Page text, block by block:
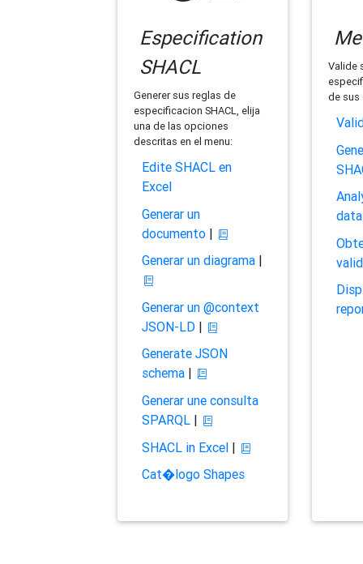
Especification
SHACL
Generer sus reglas de
especificacion SHACL, elija
una de las opciones
descritas en el menu:
Edite SHACL en
Excel
Generar un
documento|
Generar un diagrama|
Generar un @context
JSON-LD|
Generate JSON
schema|
Generar une consulta
SPARQL|
SHACL in Excel|
Cat�logo Shapes
Valide
de sus